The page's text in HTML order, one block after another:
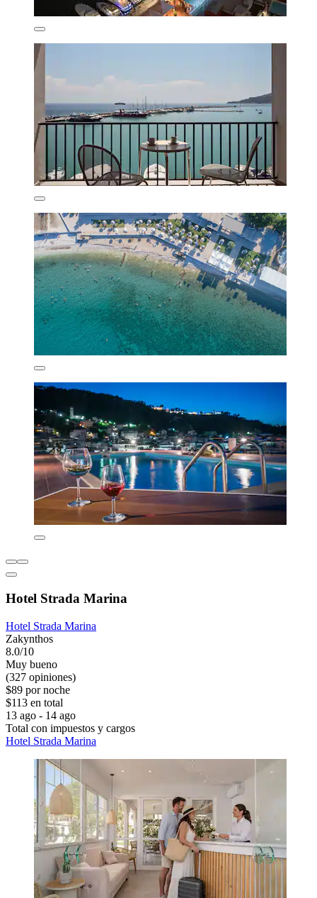
Hotel Strada Marina
Hotel Strada Marina
Zakynthos
8.0/10
Muy bueno
(327 opiniones)
$89 por noche
$113 en total
13 ago - 14 ago
Total con impuestos y cargos
Hotel Strada Marina